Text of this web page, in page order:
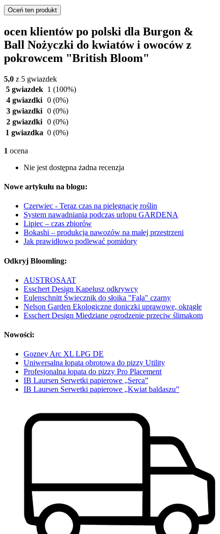
Oceń ten produkt
ocen klientów po polski dla Burgon &
Ball Nożyczki do kwiatów i owoców z
pokrowcem "British Bloom"
5,0 z 5 gwiazdek
5 gwiazdek 1 (100%)
4 gwiazdki 0 (0%)
3 gwiazdki 0 (0%)
2 gwiazdki 0 (0%)
1 gwiazdka 0 (0%)
1 ocena
Nie jest dostępna żadna recenzja
Nowe artykułu na blogu:
Czerwiec - Teraz czas na pielęgnację roślin
System nawadniania podczas urlopu GARDENA
Lipiec – czas zbiorów
Bokashi – produkcja nawozów na małej przestrzeni
Jak prawidłowo podlewać pomidory
Odkryj Bloomling:
AUSTROSAAT
Esschert Design Kapelusz odkrywcy
Eulenschnitt Świecznik do słoika "Fala" czarny
Nelson Garden Ekologiczne doniczki uprawowe, okrągłe
Esschert Design Miedziane ogrodzenie przeciw ślimakom
Nowości:
Gozney Arc XL LPG DE
Uniwersalna łopata obrotowa do pizzy Utility
Profesjonalna łopata do pizzy Pro Placement
IB Laursen Serwetki papierowe „Serca”
IB Laursen Serwetki papierowe „Kwiat baldaszu”